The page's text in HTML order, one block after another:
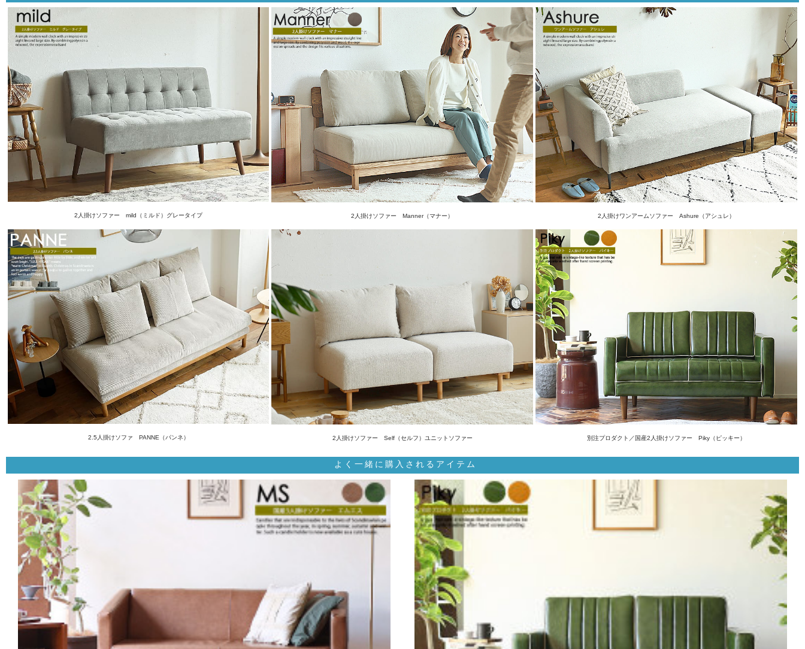
2人掛けソファー mild（ミルド）グレータイプ 2人掛けソファー Manner（マナー） 2人掛けワンアームソファー Ashure（アシュレ）
2.5人掛けソファ PANNE（パンネ） 2人掛けソファー Self（セルフ）ユニットソファー 別注プロダクト／国産2人掛けソファー Piky（ピッキー）
よく一緒に購入されるアイテム